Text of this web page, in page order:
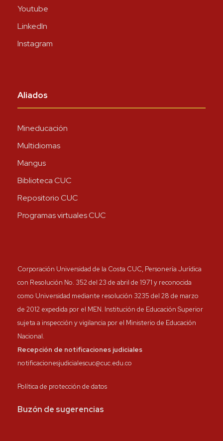
Youtube
LinkedIn
Instagram
Aliados
Mineducación
Multidiomas
Mangus
Biblioteca CUC
Repositorio CUC
Programas virtuales CUC
Corporación Universidad de la Costa CUC, Personería Jurídica
con Resolución No. 352 del 23 de abril de 1971 y reconocida
como Universidad mediante resolución 3235 del 28 de marzo
de 2012 expedida por el MEN. Institución de Educación Superior
sujeta a inspección y vigilancia por el Ministerio de Educación
Nacional.
Recepción de notificaciones judiciales
notificacionesjudicialescuc@cuc.edu.co
Política de protección de datos
Buzón de sugerencias